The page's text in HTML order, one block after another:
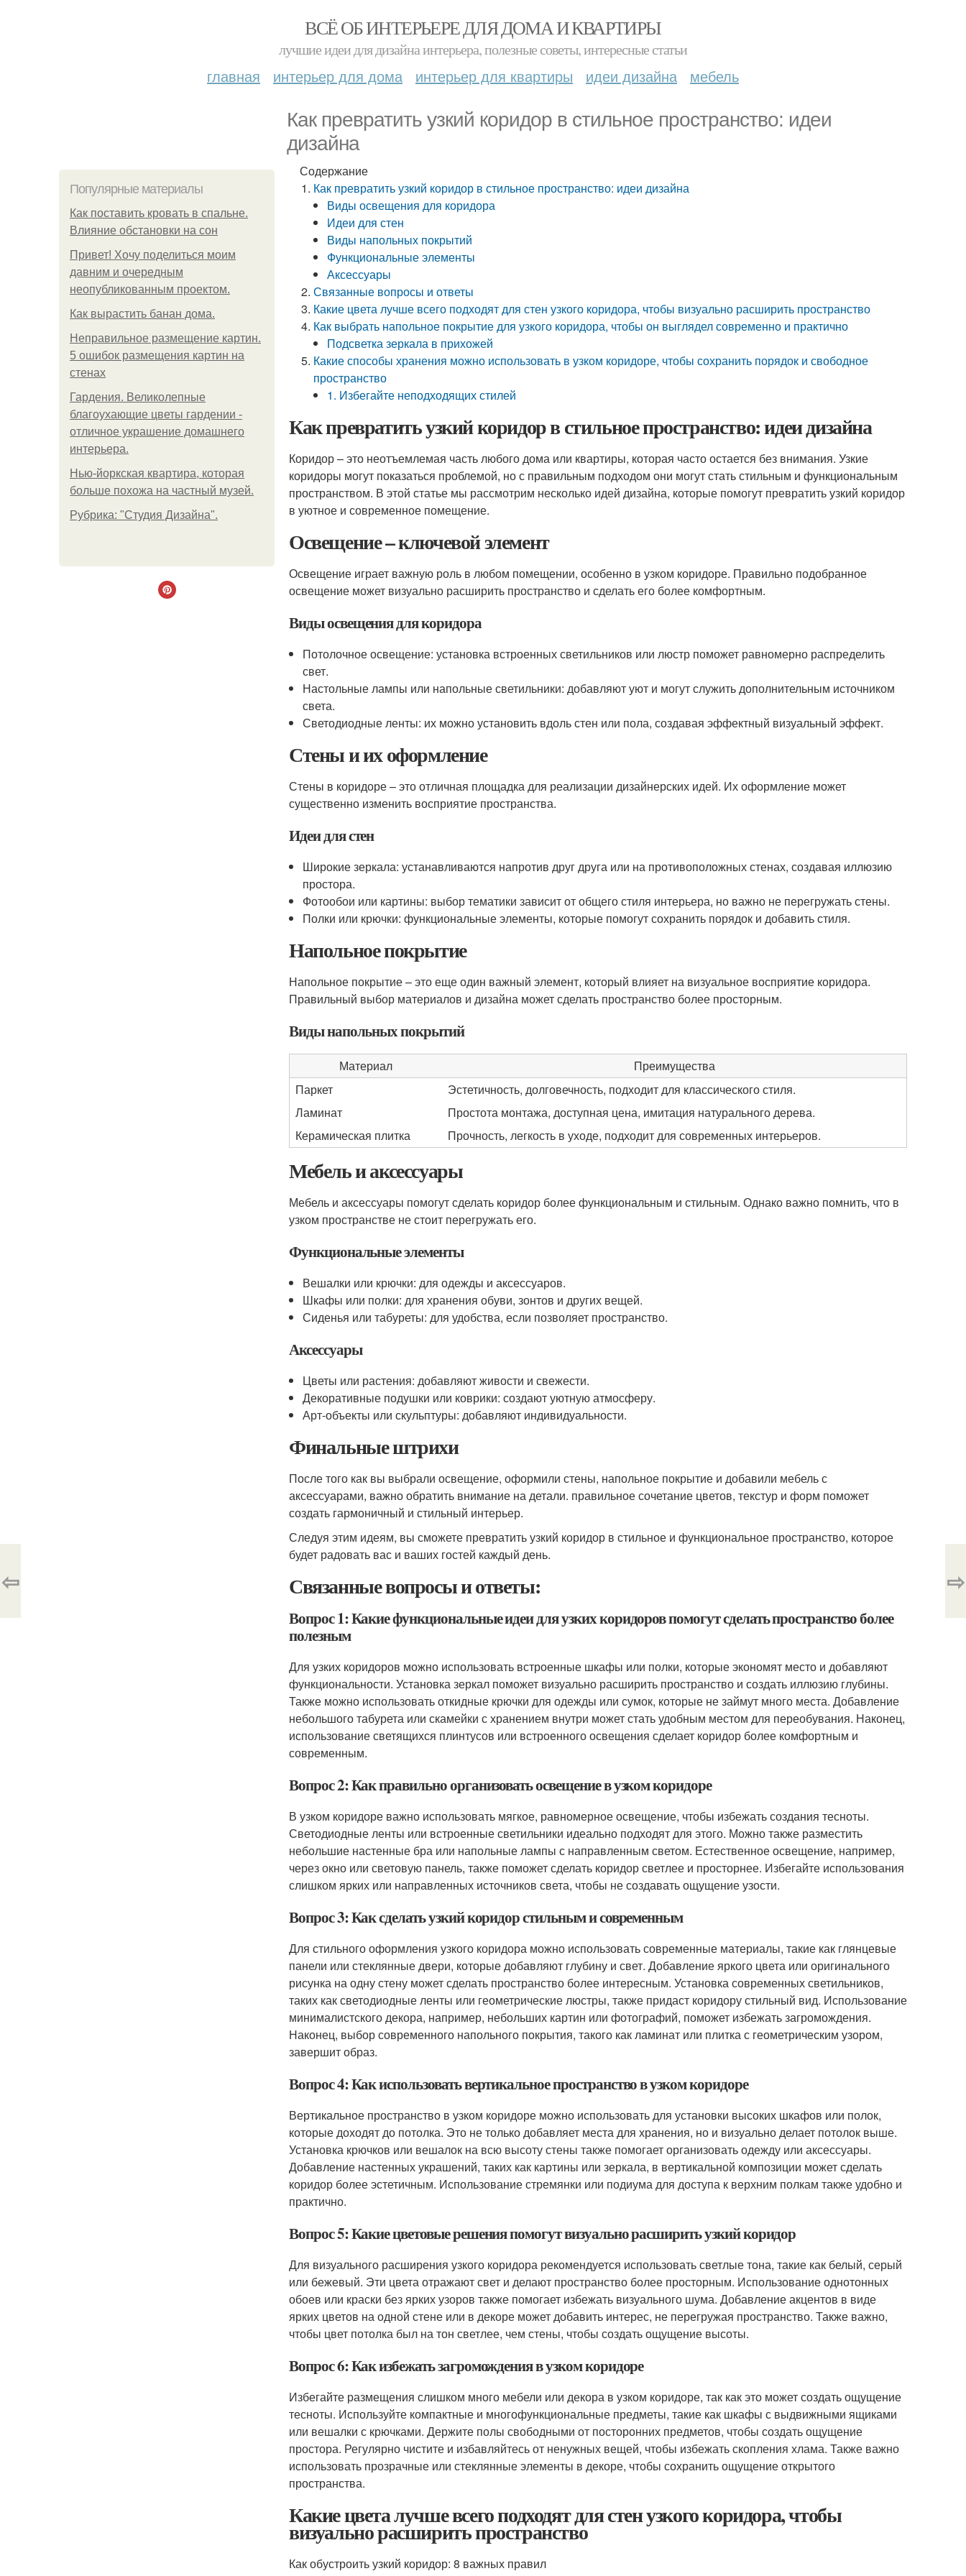
ВСЁ ОБ ИНТЕРЬЕРЕ ДЛЯ ДОМА И КВАРТИРЫ
лучшие идеи для дизайна интерьера, полезные советы, интересные статьи
главная интерьер для дома интерьер для квартиры идеи дизайна мебель
Как превратить узкий коридор в стильное пространство: идеи
дизайна
Популярные материалы
Как поставить кровать в спальне.
Влияние обстановки на сон
Привет! Хочу поделиться моим
давним и очередным
неопубликованным проектом.
Как вырастить банан дома.
Неправильное размещение картин.
5 ошибок размещения картин на
стенах
Гардения. Великолепные
благоухающие цветы гардении -
отличное украшение домашнего
интерьера.
Нью-йоркская квартира, которая
больше похожа на частный музей.
Рубрика: "Студия Дизайна".
Содержание
Как превратить узкий коридор в стильное пространство: идеи дизайна
Виды освещения для коридора
Идеи для стен
Виды напольных покрытий
Функциональные элементы
Аксессуары
Связанные вопросы и ответы
Какие цвета лучше всего подходят для стен узкого коридора, чтобы визуально расширить пространство
Как выбрать напольное покрытие для узкого коридора, чтобы он выглядел современно и практично
Подсветка зеркала в прихожей
Какие способы хранения можно использовать в узком коридоре, чтобы сохранить порядок и свободное
пространство
1. Избегайте неподходящих стилей
Как превратить узкий коридор в стильное пространство: идеи дизайна
Коридор – это неотъемлемая часть любого дома или квартиры, которая часто остается без внимания. Узкие
коридоры могут показаться проблемой, но с правильным подходом они могут стать стильным и функциональным
пространством. В этой статье мы рассмотрим несколько идей дизайна, которые помогут превратить узкий коридор
в уютное и современное помещение.
Освещение – ключевой элемент
Освещение играет важную роль в любом помещении, особенно в узком коридоре. Правильно подобранное
освещение может визуально расширить пространство и сделать его более комфортным.
Виды освещения для коридора
Потолочное освещение: установка встроенных светильников или люстр поможет равномерно распределить
свет.
Настольные лампы или напольные светильники: добавляют уют и могут служить дополнительным источником
света.
Светодиодные ленты: их можно установить вдоль стен или пола, создавая эффектный визуальный эффект.
Стены и их оформление
Стены в коридоре – это отличная площадка для реализации дизайнерских идей. Их оформление может
существенно изменить восприятие пространства.
Идеи для стен
Широкие зеркала: устанавливаются напротив друг друга или на противоположных стенах, создавая иллюзию
простора.
Фотообои или картины: выбор тематики зависит от общего стиля интерьера, но важно не перегружать стены.
Полки или крючки: функциональные элементы, которые помогут сохранить порядок и добавить стиля.
Напольное покрытие
Напольное покрытие – это еще один важный элемент, который влияет на визуальное восприятие коридора.
Правильный выбор материалов и дизайна может сделать пространство более просторным.
Виды напольных покрытий
Материал
Преимущества
Паркет
Эстетичность, долговечность, подходит для классического стиля.
Ламинат
Простота монтажа, доступная цена, имитация натурального дерева.
Керамическая плитка
Прочность, легкость в уходе, подходит для современных интерьеров.
Мебель и аксессуары
Мебель и аксессуары помогут сделать коридор более функциональным и стильным. Однако важно помнить, что в
узком пространстве не стоит перегружать его.
Функциональные элементы
Вешалки или крючки: для одежды и аксессуаров.
Шкафы или полки: для хранения обуви, зонтов и других вещей.
Сиденья или табуреты: для удобства, если позволяет пространство.
Аксессуары
Цветы или растения: добавляют живости и свежести.
Декоративные подушки или коврики: создают уютную атмосферу.
Арт-объекты или скульптуры: добавляют индивидуальности.
Финальные штрихи
После того как вы выбрали освещение, оформили стены, напольное покрытие и добавили мебель с
аксессуарами, важно обратить внимание на детали. правильное сочетание цветов, текстур и форм поможет
создать гармоничный и стильный интерьер.
Следуя этим идеям, вы сможете превратить узкий коридор в стильное и функциональное пространство, которое
будет радовать вас и ваших гостей каждый день.
Связанные вопросы и ответы:
Вопрос 1: Какие функциональные идеи для узких коридоров помогут сделать пространство более
полезным
Для узких коридоров можно использовать встроенные шкафы или полки, которые экономят место и добавляют
функциональности. Установка зеркал поможет визуально расширить пространство и создать иллюзию глубины.
Также можно использовать откидные крючки для одежды или сумок, которые не займут много места. Добавление
небольшого табурета или скамейки с хранением внутри может стать удобным местом для переобувания. Наконец,
использование светящихся плинтусов или встроенного освещения сделает коридор более комфортным и
современным.
Вопрос 2: Как правильно организовать освещение в узком коридоре
В узком коридоре важно использовать мягкое, равномерное освещение, чтобы избежать создания тесноты.
Светодиодные ленты или встроенные светильники идеально подходят для этого. Можно также разместить
небольшие настенные бра или напольные лампы с направленным светом. Естественное освещение, например,
через окно или световую панель, также поможет сделать коридор светлее и просторнее. Избегайте использования
слишком ярких или направленных источников света, чтобы не создавать ощущение узости.
Вопрос 3: Как сделать узкий коридор стильным и современным
Для стильного оформления узкого коридора можно использовать современные материалы, такие как глянцевые
панели или стеклянные двери, которые добавляют глубину и свет. Добавление яркого цвета или оригинального
рисунка на одну стену может сделать пространство более интересным. Установка современных светильников,
таких как светодиодные ленты или геометрические люстры, также придаст коридору стильный вид. Использование
минималистского декора, например, небольших картин или фотографий, поможет избежать загромождения.
Наконец, выбор современного напольного покрытия, такого как ламинат или плитка с геометрическим узором,
завершит образ.
Вопрос 4: Как использовать вертикальное пространство в узком коридоре
Вертикальное пространство в узком коридоре можно использовать для установки высоких шкафов или полок,
которые доходят до потолка. Это не только добавляет места для хранения, но и визуально делает потолок выше.
Установка крючков или вешалок на всю высоту стены также помогает организовать одежду или аксессуары.
Добавление настенных украшений, таких как картины или зеркала, в вертикальной композиции может сделать
коридор более эстетичным. Использование стремянки или подиума для доступа к верхним полкам также удобно и
практично.
Вопрос 5: Какие цветовые решения помогут визуально расширить узкий коридор
Для визуального расширения узкого коридора рекомендуется использовать светлые тона, такие как белый, серый
или бежевый. Эти цвета отражают свет и делают пространство более просторным. Использование однотонных
обоев или краски без ярких узоров также помогает избежать визуального шума. Добавление акцентов в виде
ярких цветов на одной стене или в декоре может добавить интерес, не перегружая пространство. Также важно,
чтобы цвет потолка был на тон светлее, чем стены, чтобы создать ощущение высоты.
Вопрос 6: Как избежать загромождения в узком коридоре
Избегайте размещения слишком много мебели или декора в узком коридоре, так как это может создать ощущение
тесноты. Используйте компактные и многофункциональные предметы, такие как шкафы с выдвижными ящиками
или вешалки с крючками. Держите полы свободными от посторонних предметов, чтобы создать ощущение
простора. Регулярно чистите и избавляйтесь от ненужных вещей, чтобы избежать скопления хлама. Также важно
использовать прозрачные или стеклянные элементы в декоре, чтобы сохранить ощущение открытого
пространства.
Какие цвета лучше всего подходят для стен узкого коридора, чтобы
визуально расширить пространство
Как обустроить узкий коридор: 8 важных правил
⇦ ⇨